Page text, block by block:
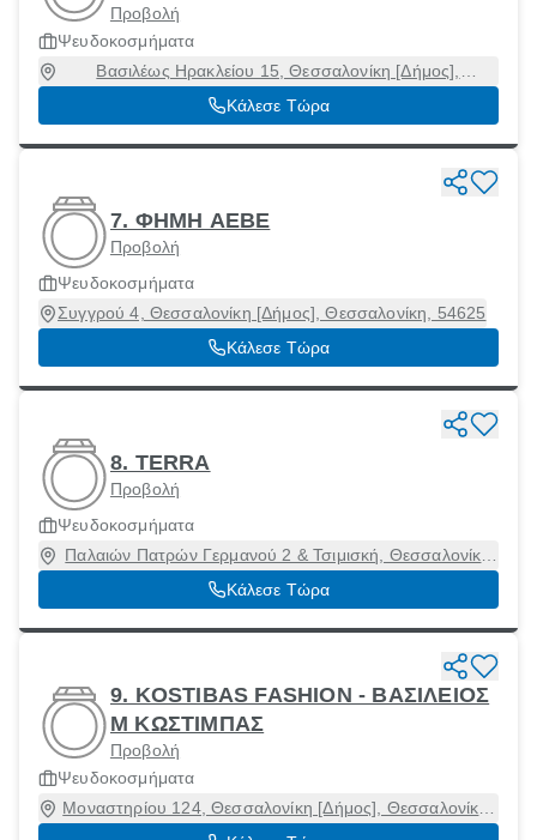
Προβολή
Ψευδοκοσμήματα
Βασιλέως Ηρακλείου 15, Θεσσαλονίκη [Δήμος],
Θεσσαλονίκη, 54624
Κάλεσε Τώρα
7. ΦΗΜΗ ΑΕΒΕ
Προβολή
Ψευδοκοσμήματα
Συγγρού 4, Θεσσαλονίκη [Δήμος], Θεσσαλονίκη, 54625
Κάλεσε Τώρα
8. TERRA
Προβολή
Ψευδοκοσμήματα
Παλαιών Πατρών Γερμανού 2 & Τσιμισκή, Θεσσαλονίκη
[Δήμος], Θεσσαλονίκη
Κάλεσε Τώρα
9. KOSTIBAS FASHION - ΒΑΣΙΛΕΙΟΣ
Μ ΚΩΣΤΙΜΠΑΣ
Προβολή
Ψευδοκοσμήματα
Μοναστηρίου 124, Θεσσαλονίκη [Δήμος], Θεσσαλονίκη,
54627